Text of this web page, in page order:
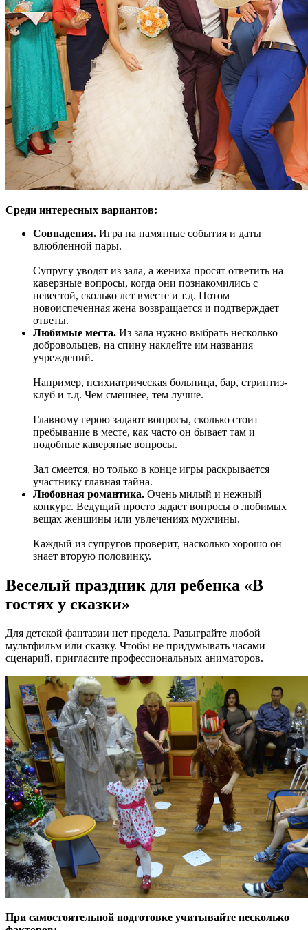
Среди интересных вариантов:
Совпадения. Игра на памятные события и даты
влюбленной пары.
Супругу уводят из зала, а жениха просят ответить на
каверзные вопросы, когда они познакомились с
невестой, сколько лет вместе и т.д. Потом
новоиспеченная жена возвращается и подтверждает
ответы.
Любимые места. Из зала нужно выбрать несколько
добровольцев, на спину наклейте им названия
учреждений.
Например, психиатрическая больница, бар, стриптиз-
клуб и т.д. Чем смешнее, тем лучше.
Главному герою задают вопросы, сколько стоит
пребывание в месте, как часто он бывает там и
подобные каверзные вопросы.
Зал смеется, но только в конце игры раскрывается
участнику главная тайна.
Любовная романтика. Очень милый и нежный
конкурс. Ведущий просто задает вопросы о любимых
вещах женщины или увлечениях мужчины.
Каждый из супругов проверит, насколько хорошо он
знает вторую половинку.
Веселый праздник для ребенка «В
гостях у сказки»
Для детской фантазии нет предела. Разыграйте любой
мультфильм или сказку. Чтобы не придумывать часами
сценарий, пригласите профессиональных аниматоров.
При самостоятельной подготовке учитывайте несколько